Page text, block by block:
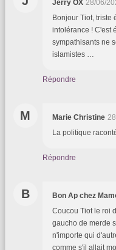
Jerry OX 28/06/
Bonjour Tiot, triste
intolérance ! C'est
sympathisants ne
islamistes …
Répondre
M Marie Christine
La politique
Répondre
B Bon Ap chez
Coucou Tiot le roi
gaucho de merde
n'importe qui
comme s'il allait